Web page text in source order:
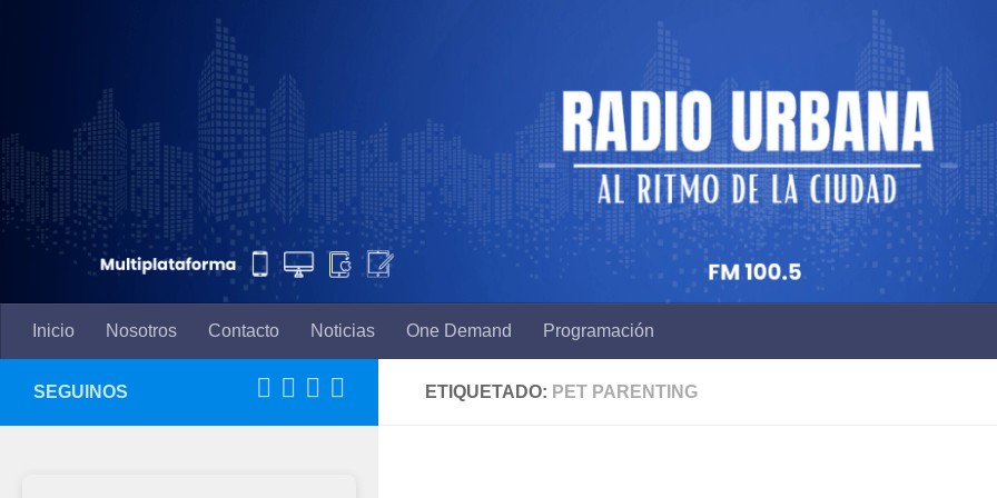
Inicio Nosotros Contacto Noticias One Demand Programación
ETIQUETADO: PET PARENTING
SEGUINOS